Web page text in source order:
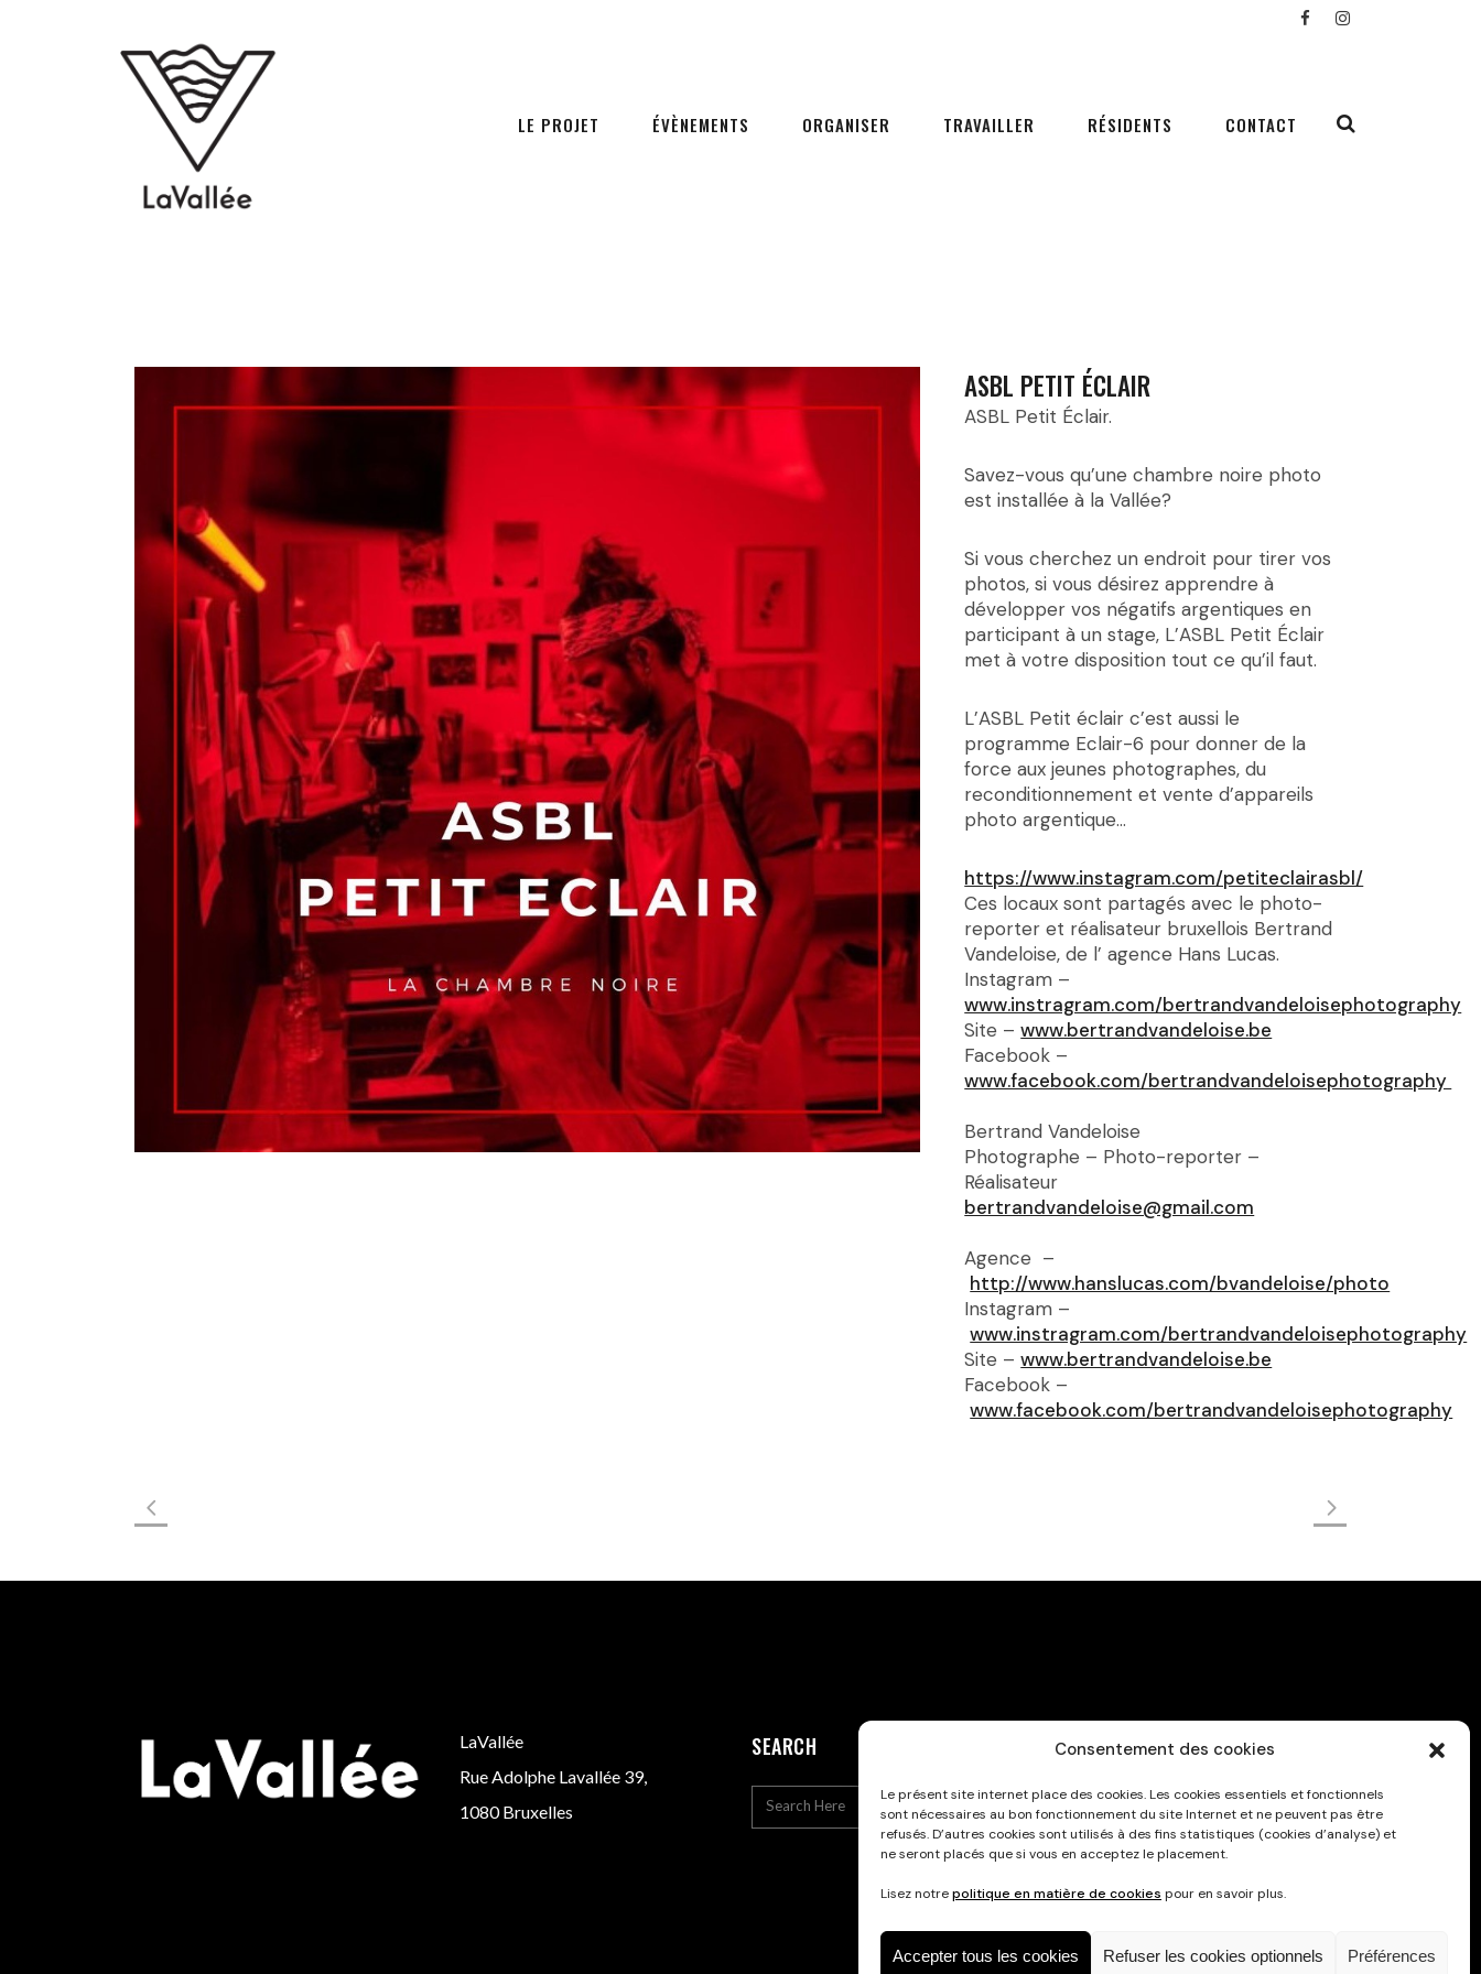
Consentement des cookies
Le présent site internet place des cookies. Les cookies essentiels et fonctionnels
sont nécessaires au bon fonctionnement du site Internet et ne peuvent pas être
refusés. D’autres cookies sont utilisés à des fins statistiques (cookies d’analyse) et
ne seront placés que si vous en acceptez le placement.
Lisez notrepolitique en matière de cookies pour en savoir plus.
Accepter tous les cookies Refuser les cookies optionnels Préférences
LE PROJET ÉVÈNEMENTS ORGANISER TRAVAILLER RÉSIDENTS CONTACT
ASBL PETIT ÉCLAIR
ASBL Petit Éclair.
Savez-vous qu’une chambre noire photo
est installée à la Vallée?
Si vous cherchez un endroit pour tirer vos
photos, si vous désirez apprendre à
développer vos négatifs argentiques en
participant à un stage, L’ASBL Petit Éclair
met à votre disposition tout ce qu’il faut.
L’ASBL Petit éclair c’est aussi le
programme Eclair-6 pour donner de la
force aux jeunes photographes, du
reconditionnement et vente d’appareils
photo argentique…
https://www.instagram.com/petiteclairasbl/
Ces locaux sont partagés avec le photo-
reporter et réalisateur bruxellois Bertrand
Vandeloise, de l’ agence Hans Lucas.
Instagram –
www.instragram.com/bertrandvandeloisephotography
Site –www.bertrandvandeloise.be
Facebook –
www.facebook.com/bertrandvandeloisephotography
Bertrand Vandeloise
Photographe – Photo-reporter –
Réalisateur
bertrandvandeloise@gmail.com
Agence –
http://www.hanslucas.com/bvandeloise/photo
Instagram –
www.instragram.com/bertrandvandeloisephotography
Site –www.bertrandvandeloise.be
Facebook –
www.facebook.com/bertrandvandeloisephotography
LaVallée
Rue Adolphe Lavallée 39,
1080 Bruxelles
SEARCH